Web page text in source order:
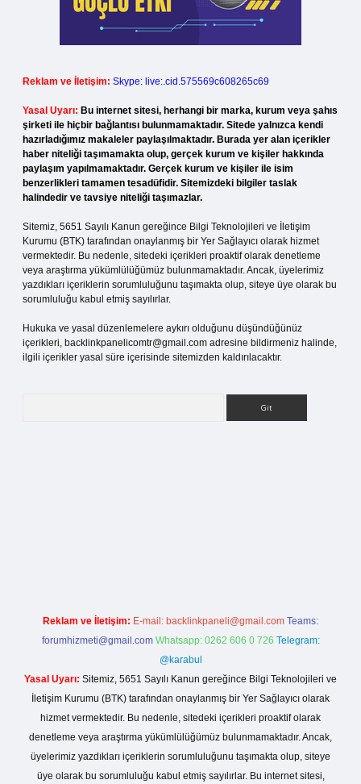
Reklam ve İletişim: Skype: live:.cid.575569c608265c69
Yasal Uyarı: Bu internet sitesi, herhangi bir marka, kurum veya şahıs
şirketi ile hiçbir bağlantısı bulunmamaktadır. Sitede yalnızca kendi
hazırladığımız makaleler paylaşılmaktadır. Burada yer alan içerikler
haber niteliği taşımamakta olup, gerçek kurum ve kişiler hakkında
paylaşım yapılmamaktadır. Gerçek kurum ve kişiler ile isim
benzerlikleri tamamen tesadüfidir. Sitemizdeki bilgiler taslak
halindedir ve tavsiye niteliği taşımazlar.
Sitemiz, 5651 Sayılı Kanun gereğince Bilgi Teknolojileri ve İletişim
Kurumu (BTK) tarafından onaylanmış bir Yer Sağlayıcı olarak hizmet
vermektedir. Bu nedenle, sitedeki içerikleri proaktif olarak denetleme
veya araştırma yükümlülüğümüz bulunmamaktadır. Ancak, üyelerimiz
yazdıkları içeriklerin sorumluluğunu taşımakta olup, siteye üye olarak bu
sorumluluğu kabul etmiş sayılırlar.
Hukuka ve yasal düzenlemelere aykırı olduğunu düşündüğünüz
içerikleri, backlinkpanelicomtr@gmail.com adresine bildirmeniz halinde,
ilgili içerikler yasal süre içerisinde sitemizden kaldırılacaktır.
Reklam ve İletişim: E-mail: backlinkpaneli@gmail.com Teams:
forumhizmeti@gmail.com Whatsapp: 0262 606 0 726 Telegram:
@karabul
Yasal Uyarı: Sitemiz, 5651 Sayılı Kanun gereğince Bilgi Teknolojileri ve
İletişim Kurumu (BTK) tarafından onaylanmış bir Yer Sağlayıcı olarak
hizmet vermektedir. Bu nedenle, sitedeki içerikleri proaktif olarak
denetleme veya araştırma yükümlülüğümüz bulunmamaktadır. Ancak,
üyelerimiz yazdıkları içeriklerin sorumluluğunu taşımakta olup, siteye
üye olarak bu sorumluluğu kabul etmiş sayılırlar. Bu internet sitesi,